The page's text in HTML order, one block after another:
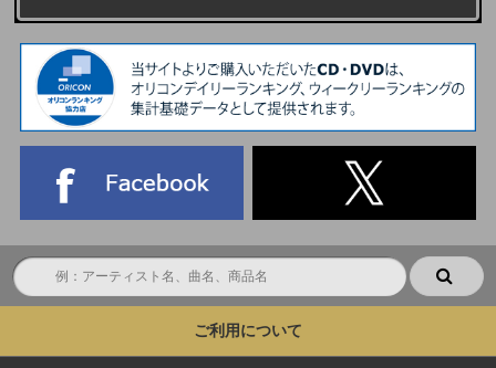
ご利用について